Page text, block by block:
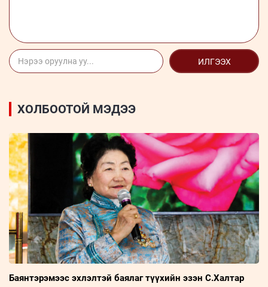
ИЛГЭЭХ
ХОЛБООТОЙ МЭДЭЭ
Баянтэрэмээс эхлэлтэй баялаг түүхийн эзэн С.Халтар